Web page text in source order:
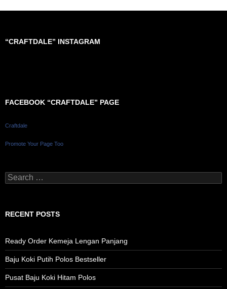
“CRAFTDALE” INSTAGRAM
FACEBOOK “CRAFTDALE” PAGE
Craftdale
Promote Your Page Too
Search
for:
RECENT POSTS
Ready Order Kemeja Lengan Panjang
Baju Koki Putih Polos Bestseller
Pusat Baju Koki Hitam Polos